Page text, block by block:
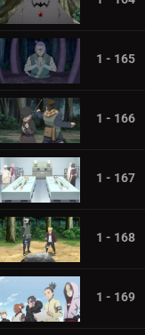
1 - 165
1 - 166
1 - 167
1 - 168
1 - 169